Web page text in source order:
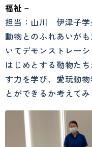
福祉－
担当：山川 伊津子学
動物とのふれあいが
いてデモンストレー
はじめとする動物た
す力を学び、愛玩動
とができるか考えてみ